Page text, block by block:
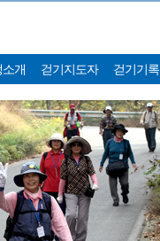
소개 걷기지도자 걷기기